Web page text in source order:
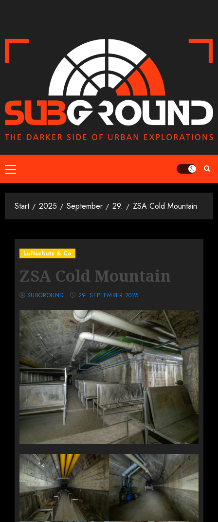
Primäres
Menü
Start 2025 September 29. ZSA Cold Mountain
Luftschutz & Co
ZSA Cold Mountain
SUBGROUND 29. SEPTEMBER 2025